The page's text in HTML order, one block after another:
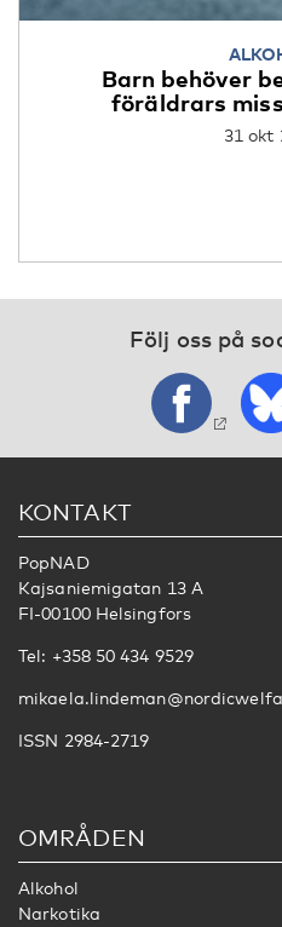
Barn behöver
föräldrars
31 okt
Följ oss på
KONTAKT
PopNAD
Kajsaniemigatan 13 A
FI-00100 Helsingfors
Tel: +358 50 434 9529
ISSN 2984-2719
OMRÅDEN
Alkohol
Narkotika